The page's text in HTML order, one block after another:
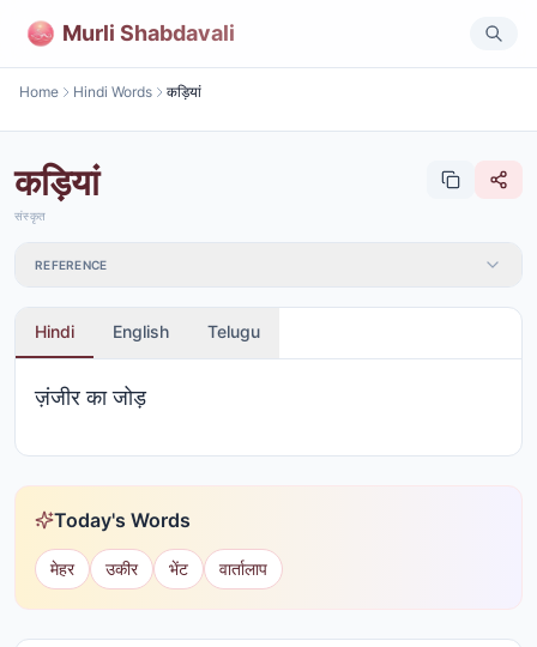
Murli Shabdavali
Home Hindi Words कड़ियां
कड़ियां
संस्कृत
REFERENCE
Hindi English Telugu
ज़ंजीर का जोड़
Today's Words
मेहर उकीर भेंट वार्तालाप